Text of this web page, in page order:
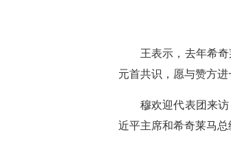
王表示，去年希
元首共识，愿与赞方
穆欢迎代表团来
近平主席和希奇莱马